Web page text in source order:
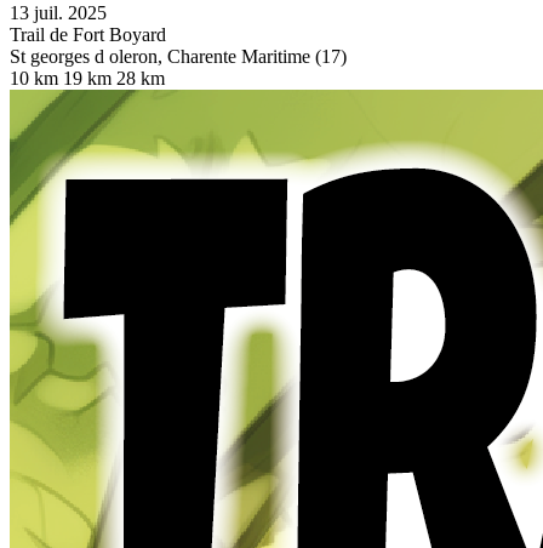
13 juil. 2025
Trail de Fort Boyard
St georges d oleron, Charente Maritime (17)
10 km 19 km 28 km